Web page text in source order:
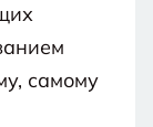
самому